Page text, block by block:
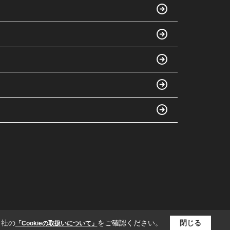
の「Cookieの取扱いについて」 をご確認ください。 閉じる